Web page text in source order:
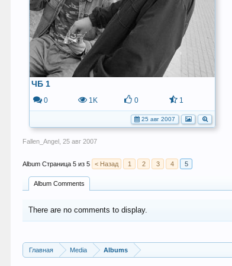
ЧБ 1
0 1K 0 1
25 авг 2007
Fallen_Angel ,25 авг 2007
Страница 5 из 5 < Назад 1 2 3 4 5
Album Comments
There are no comments to display.
Главная Media Albums